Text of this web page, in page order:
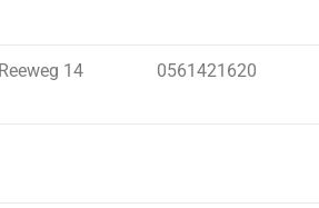
Reeweg 14 0561421620